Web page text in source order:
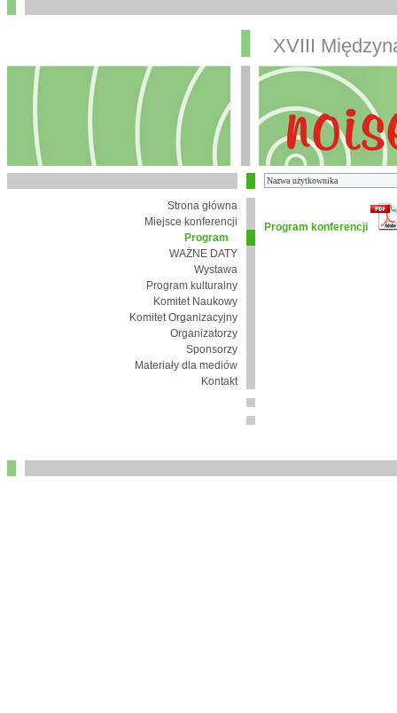
XVIII
Strona główna
Miejsce konferencji
Program
WAŻNE DATY
Wystawa
Program kulturalny
Komitet Naukowy
Komitet Organizacyjny
Organizatorzy
Sponsorzy
Materiały dla mediów
Kontakt
Program konferencji